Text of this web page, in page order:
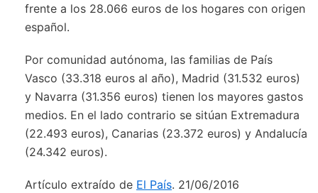
frente a los 28.066 euros de los hogares con origen
español.
Por comunidad autónoma, las familias de País
Vasco (33.318 euros al año), Madrid (31.532 euros)
y Navarra (31.356 euros) tienen los mayores gastos
medios. En el lado contrario se sitúan Extremadura
(22.493 euros), Canarias (23.372 euros) y Andalucía
(24.342 euros).
Artículo extraído de El País. 21/06/2016